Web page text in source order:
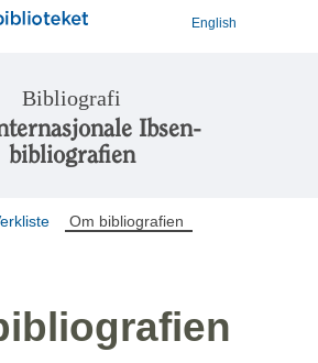
English
Bibliografi
Ibsen-
bibliografien
Om bibliografien